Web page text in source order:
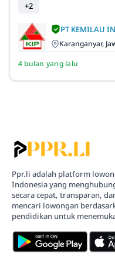
+2
PT KEMILAU
Karanganyar,
4 bulan yang lalu
Ppr.li adalah platform
Indonesia yang
secara cepat, transparan,
mencari lowongan
pendidikan untuk